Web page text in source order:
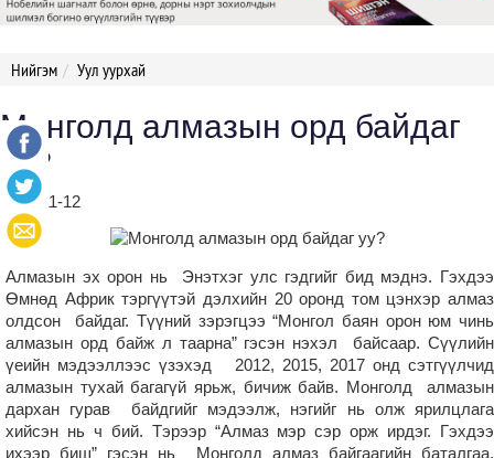
Нийгэм Уул уурхай
Монголд алмазын орд байдаг
уу?
2019-11-12
Алмазын эх орон нь Энэтхэг улс гэдгийг бид мэднэ. Гэхдээ
Өмнөд Африк тэргүүтэй дэлхийн 20 оронд том цэнхэр алмаз
олдсон байдаг. Түүний зэрэгцээ “Монгол баян орон юм чинь
алмазын орд байж л таарна” гэсэн нэхэл байсаар. Сүүлийн
үеийн мэдээллээс үзэхэд 2012, 2015, 2017 онд сэтгүүлчид
алмазын тухай багагүй ярьж, бичиж байв. Монголд алмазын
дархан гурав байдгийг мэдээлж, нэгийг нь олж ярилцлага
хийсэн нь ч бий. Тэрээр “Алмаз мэр сэр орж ирдэг. Гэхдээ
ихээр биш” гэсэн нь Монголд алмаз байгаагийн баталгаа.